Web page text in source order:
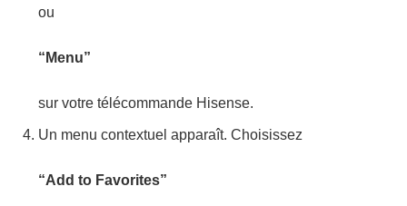
ou
“Menu”
sur votre télécommande Hisense.
Un menu contextuel apparaît. Choisissez
“Add to Favorites”